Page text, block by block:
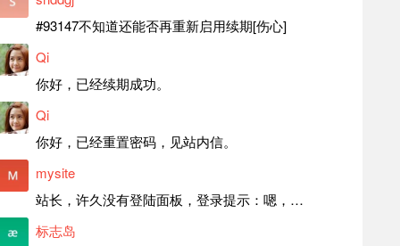
#93147不知道还能否再重新启用续期[伤心]
Qi
你好，已经续期成功。
Qi
你好，已经重置密码，见站内信。
mysite
站长，许久没有登陆面板，登录提示：嗯，登录详细信息似乎不正确。请重试。 网站还可以正常使用。如果是密码问题请帮忙重置一下密码。谢谢。订单号：97790，账号：aa20210950。 站长，提交了工单，你回复续期成功，不过我的问题是面部登陆信息有问题，一直是初始密码，现在无法登陆，有时间麻烦排查一下。
标志岛